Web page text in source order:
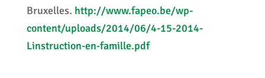
Bruxelles. http://www.fapeo.be/wp-
content/uploads/2014/06/4-15-2014-
Linstruction-en-famille.pdf